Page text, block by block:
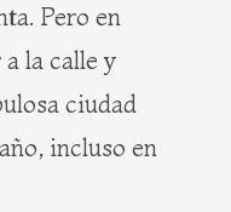
Pero en
la calle y
ciudad
incluso en